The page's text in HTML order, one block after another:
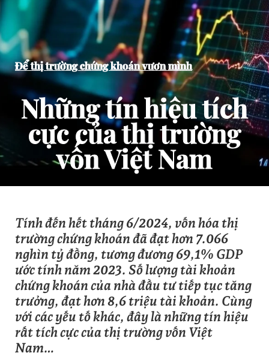
Để thị trường chứng khoán vươn mình
Những tín hiệu tích
cực của thị trường
vốn Việt Nam
Tính đến hết tháng 6/2024, vốn hóa thị
trường chứng khoán đã đạt hơn 7.066
nghìn tỷ đồng, tương đương 69,1% GDP
ước tính năm 2023. Số lượng tài khoản
chứng khoán của nhà đầu tư tiếp tục tăng
trưởng, đạt hơn 8,6 triệu tài khoản. Cùng
với các yếu tố khác, đây là những tín hiệu
rất tích cực của thị trường vốn Việt
Nam…